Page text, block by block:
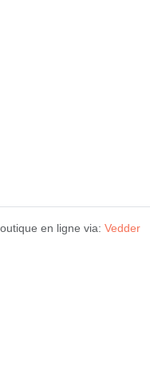
en ligne via: Vedder